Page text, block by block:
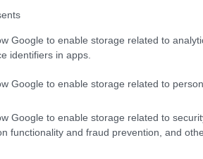
Google to enable storage related to
identifiers in apps.
Google to enable storage related to
Google to enable storage related to
functionality and fraud prevention, and